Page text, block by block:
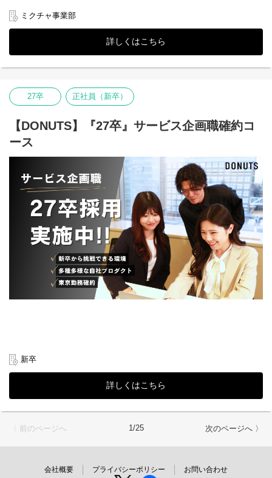
の活用可能性」を共に探求し、事業の成長を支え続けるパートナ
ーとしての信頼関係を深めます。
一人の力では解決が難しい課題も、チームで知恵を出し合えば、
必ず道が開けます。DONUTSではチーム単位で目標を追いかけ、
成功も失敗もナレッジとして共有し合う文化を大切にしていま
に最高品質のサポートを提供し続けることを目指しています。
市場に多くの選択肢がある中で、ジョブカンが信頼され続ける理
由は、現場に寄り添った「温かみのある実効性」にあります。
・「お待たせしない」という誠実なアクションスピード
し伸べること」を大切にしています。質問に対する回答の早さ
や、一つひとつのアクションの速さ 。その積み重ねが、他社には
真似できない「安心感」という名の信頼に繋がっています。
・実務の現場を本当に楽にする、手触り感のある機能群
「有給休暇の自動付与」や「就業規則に合わせたアラート」な
ど、実務担当者が本当に欲しかった機能を豊富に備えています。
まだ使われていない便利な機能をそっと提案し、お客様の業務が
少しずつ、着実に楽になっていく過程を共に喜べるやりがいがあ
・企業の「これから」を支える、繋がる基盤
勤怠・給与・労務が連携しているからこそ、あなたの小さな工夫
がバックオフィス全体の大きな変化に繋がります。一部分の担当
者としてではなく、お客様の組織の基盤を共に創り上げる、なく
す。
・複雑なものを整理し、着地させる「オーガナイズ能力」
多種多様な状況にあるお客様を同時にリードし、一歩ずつゴール
へ導く経験は、どの業界でも重宝されるプロジェクトマネジメン
・専門性とITを掛け合わせた、自分だけの「武器」
企業にとって欠かせない「労務・給与」の深い知識と、それをシ
・チームで高め合う「完遂者」としての自信
?「ミクチャ」とは？
2013年にサービスが開始し、現在国内累計1,800万ユーザーを突
破、イベント開催数は業界最大級を誇るIT×エンターテイメントで
夢を叶えるライブ配信＆動画アプリです。
”ライブ配信を通じてそれぞれの「夢」を叶えること””日常生活に
溶けこむサービスとなること”を理想とし、様々な企業・ブランド
といった魅力的なコンテンツを日々提供しています。
ンルのスターとして、世の中に羽ばたく機会を最大化することを
目指しています。
・契約書の手配
・請求の手配
・各イベント案件の進捗管理 など。
基本的にはイベント企画チームのアシスタントとしてお仕事をサ
ポートしていただきます。
分からないことはすぐに聞ける環境ですのでご安心ください。
◆選考フロー
①書類選考 ※履歴書（顔写真付）、希望シフトの提出必須
※職務経歴書（お持ちの方のみ提出）
ミクチャ事業部
詳しくはこちら
27卒 正社員（新卒）
【DONUTS】『27卒』サービス企画職確約コ
ース
新卒
詳しくはこちら
〈 前のページへ 1/25 次のページへ 〉
会社概要 プライバシーポリシー お問い合わせ